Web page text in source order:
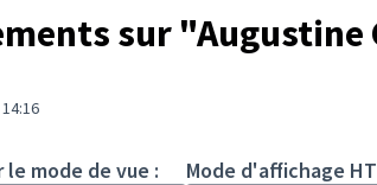
sur
mode de vue :
Mode d'affichage